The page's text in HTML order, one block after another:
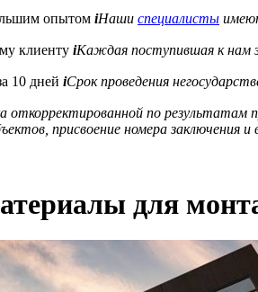
опытом iНаши специалисты
клиенту iКаждая поступившая к нам
10 дней iСрок проведения
откорректированной по результатам
присвоение номера заключения и
для